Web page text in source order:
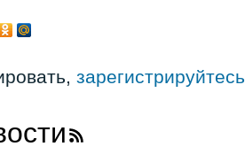
зарегистрируйтесь